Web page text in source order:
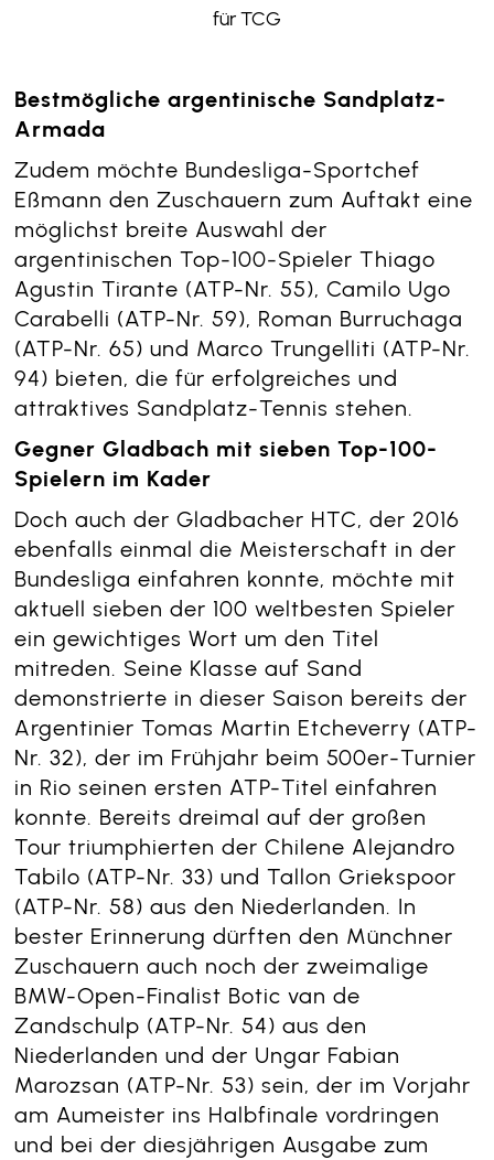
für TCG­
Bestmögliche argentinische Sandplatz-
Armada
Zudem möchte Bundesliga-Sportchef
Eßmann den Zuschauern zum Auftakt eine
möglichst breite Auswahl der
argentinischen Top-100-Spieler Thiago
Agustin Tirante (ATP-Nr. 55), Camilo Ugo
Carabelli (ATP-Nr. 59), Roman Burruchaga
(ATP-Nr. 65) und Marco Trungelliti (ATP-Nr.
94) bieten, die für erfolgreiches und
attraktives Sandplatz-Tennis stehen.
Gegner Gladbach mit sieben Top-100-
Spielern im Kader
Doch auch der Gladbacher HTC, der 2016
ebenfalls einmal die Meisterschaft in der
Bundesliga einfahren konnte, möchte mit
aktuell sieben der 100 weltbesten Spieler
ein gewichtiges Wort um den Titel
mitreden. Seine Klasse auf Sand
demonstrierte in dieser Saison bereits der
Argentinier Tomas Martin Etcheverry (ATP-
Nr. 32), der im Frühjahr beim 500er-Turnier
in Rio seinen ersten ATP-Titel einfahren
konnte. Bereits dreimal auf der großen
Tour triumphierten der Chilene Alejandro
Tabilo (ATP-Nr. 33) und Tallon Griekspoor
(ATP-Nr. 58) aus den Niederlanden. In
bester Erinnerung dürften den Münchner
Zuschauern auch noch der zweimalige
BMW-Open-Finalist Botic van de
Zandschulp (ATP-Nr. 54) aus den
Niederlanden und der Ungar Fabian
Marozsan (ATP-Nr. 53) sein, der im Vorjahr
am Aumeister ins Halbfinale vordringen
und bei der diesjährigen Ausgabe zum